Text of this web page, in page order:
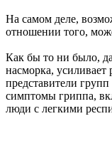
На самом деле,
отношении того,
Как бы то ни было,
насморка, усиливает
представители
симптомы гриппа,
люди с легкими